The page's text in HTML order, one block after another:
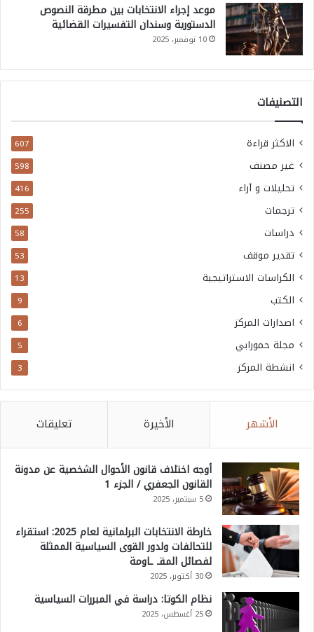
موعد إجراء الانتخابات بين مطرقة النصوص
الدستورية وسندان التفسيرات القضائية
10 نوفمبر، 2025
التصنيفات
الاكثر قراءة 607
غير مصنف 598
تحليلات و آراء 416
ترجمات 255
دراسات 58
تقدير موقف 53
الكراسات الاستراتيجية 13
الكتب 9
اصدارات المركز 6
مجلة حمورابي 5
انشطة المركز 3
الأشهر الأخيرة تعليقات
أوجه اختلاف قانون الأحوال الشخصية عن مدونة
القانون الجعفري / الجزء 1
5 سبتمبر، 2025
خارطة الانتخابات البرلمانية لعام 2025: استقراء
للتحالفات ولدور القوى السياسية الممثلة
لفصائل المقـ ـاومة
30 أكتوبر، 2025
نظام الكوتا: دراسة في المبررات السياسية
25 أغسطس، 2025